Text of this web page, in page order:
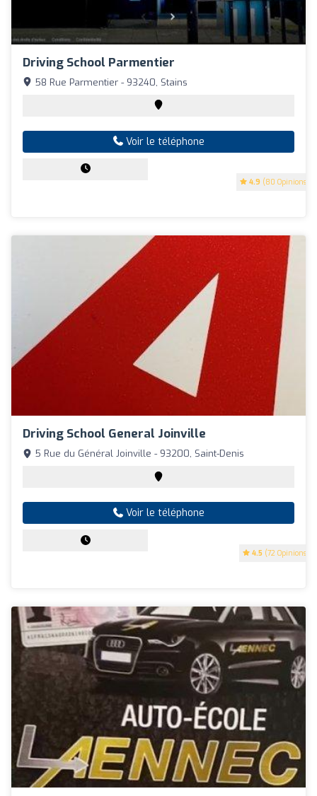
Driving School Parmentier
4.9 (80 Opinions)
58 Rue Parmentier - 93240, Stains
Voir le téléphone
Driving School General Joinville
4.5 (72 Opinions)
5 Rue du Général Joinville - 93200, Saint-Denis
Voir le téléphone